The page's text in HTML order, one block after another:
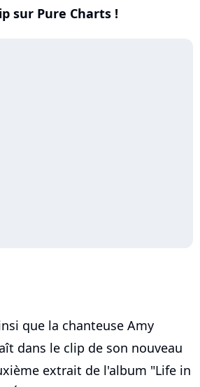
sur Pure Charts !
que la chanteuse Amy
dans le clip de son nouveau
extrait de l'album "Life in